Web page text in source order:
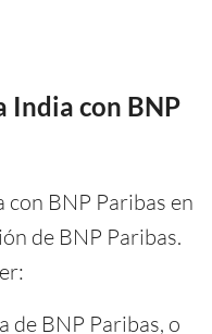
India con BNP
con BNP Paribas en
de BNP Paribas.
de BNP Paribas, o